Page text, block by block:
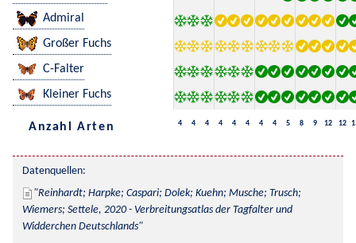
Admiral
Großer Fuchs
C-Falter
Kleiner Fuchs
Anzahl Arten 4 4 4 4 4 4 4 4 5 8 9 12 12
Datenquellen:
Reinhardt; Harpke; Caspari; Dolek; Kuehn; Musche; Trusch;
Wiemers; Settele, 2020 - Verbreitungsatlas der Tagfalter und
Widderchen Deutschlands